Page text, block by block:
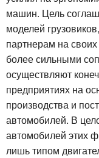
машин. Цель
моделей
партнерам на
более сильными
осуществляют
предприятиях на
производства и
автомобилей. В
автомобилей этих
лишь типом